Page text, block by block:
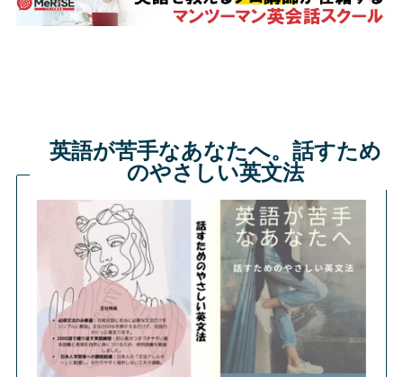
英語が苦手なあなたへ。話すため
のやさしい英文法